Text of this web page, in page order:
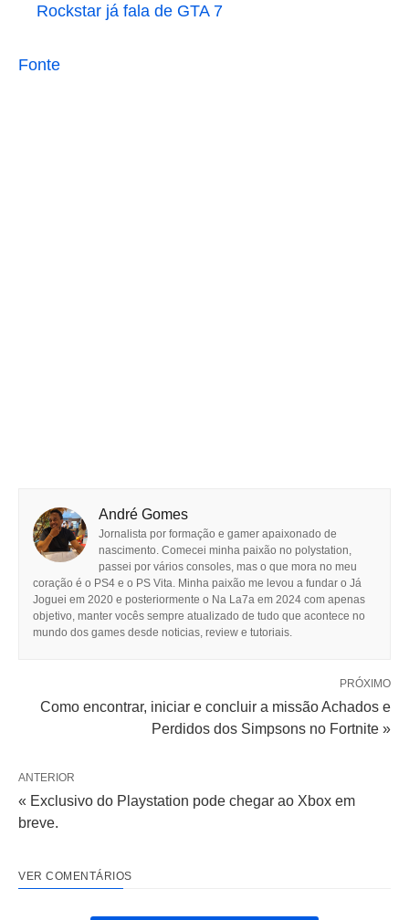
Rockstar já fala de GTA 7
Fonte
André Gomes
Jornalista por formação e gamer apaixonado de
nascimento. Comecei minha paixão no polystation,
passei por vários consoles, mas o que mora no meu
coração é o PS4 e o PS Vita. Minha paixão me levou a fundar o Já
Joguei em 2020 e posteriormente o Na La7a em 2024 com apenas
objetivo, manter vocês sempre atualizado de tudo que acontece no
mundo dos games desde noticias, review e tutoriais.
PRÓXIMO
Como encontrar, iniciar e concluir a missão Achados e
Perdidos dos Simpsons no Fortnite »
ANTERIOR
« Exclusivo do Playstation pode chegar ao Xbox em
breve.
VER COMENTÁRIOS